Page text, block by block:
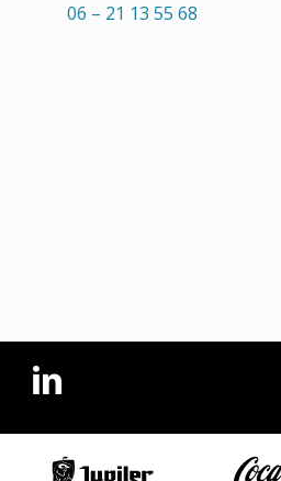
06 – 21 13 55 68